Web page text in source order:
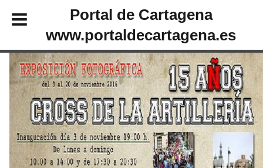
Portal de Cartagena
www.portaldecartagena.es